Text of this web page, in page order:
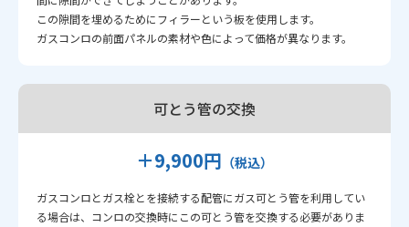
この隙間を埋めるためにフィラーという板を使用します。
ガスコンロの前面パネルの素材や色によって価格が異なります。
可とう管の交換
＋9,900円 （税込）
ガスコンロとガス栓とを接続する配管にガス可とう管を利用してい
る場合は、コンロの交換時にこの可とう管を交換する必要がありま